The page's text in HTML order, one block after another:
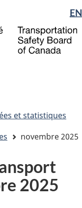
EN
et statistiques
novembre 2025
2025